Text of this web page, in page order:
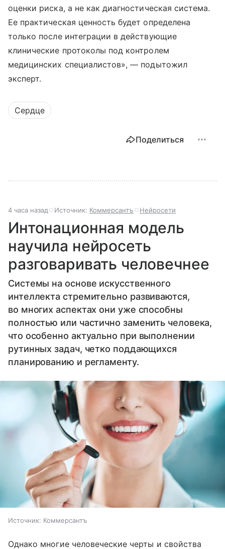
оценки риска, а не как диагностическая система.
Ее практическая ценность будет определена
только после интеграции в действующие
клинические протоколы под контролем
медицинских специалистов», — подытожил
эксперт.
Сердце
Поделиться
4 часа назад Источник: Коммерсантъ Нейросети
Интонационная модель
научила нейросеть
разговаривать человечнее
Системы на основе искусственного
интеллекта стремительно развиваются,
во многих аспектах они уже способны
полностью или частично заменить человека,
что особенно актуально при выполнении
рутинных задач, четко поддающихся
планированию и регламенту.
Источник: Коммерсантъ
Однако многие человеческие черты и свойства